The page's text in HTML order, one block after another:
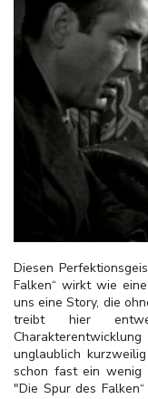
Diesen
Falken“ wirkt wie
uns eine Story, die
treibt hier
unglaublich
schon fast ein
"Die Spur des